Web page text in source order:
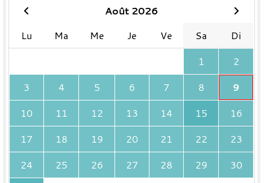
Août 2026
Lu
Ma Me Je Ve Sa
Di
1
2
3
4 5 6 7 8
9
10
11 12 13 14 15
16
17
18 19 20 21 22
23
24
25 26 27 28 29
30